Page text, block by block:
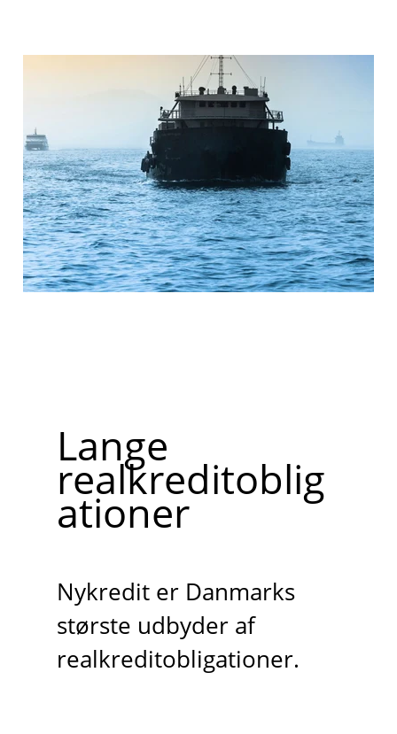
Lange
realkreditoblig
ationer
Nykredit er Danmarks
største udbyder af
realkreditobligationer.